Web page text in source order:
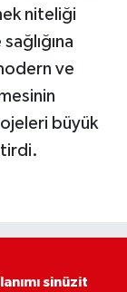
niteliği
ve
büyük
sinüzit